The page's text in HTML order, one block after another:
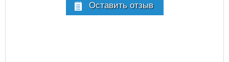
Оставить отзыв